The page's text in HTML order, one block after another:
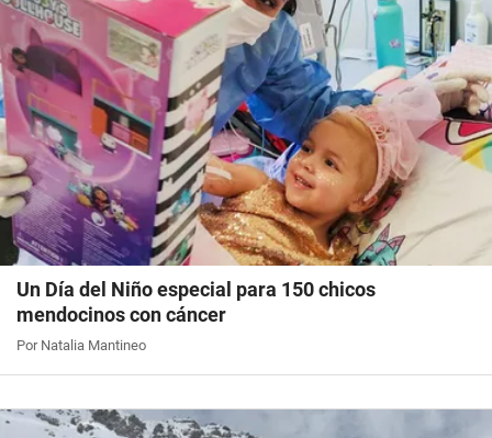
Un Día del Niño especial para 150 chicos
mendocinos con cáncer
Por Natalia Mantineo